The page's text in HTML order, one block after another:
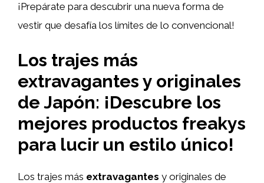
¡Prepárate para descubrir una nueva forma de
vestir que desafía los límites de lo convencional!
Los trajes más
extravagantes y originales
de Japón: ¡Descubre los
mejores productos freakys
para lucir un estilo único!
Los trajes más extravagantes y originales de